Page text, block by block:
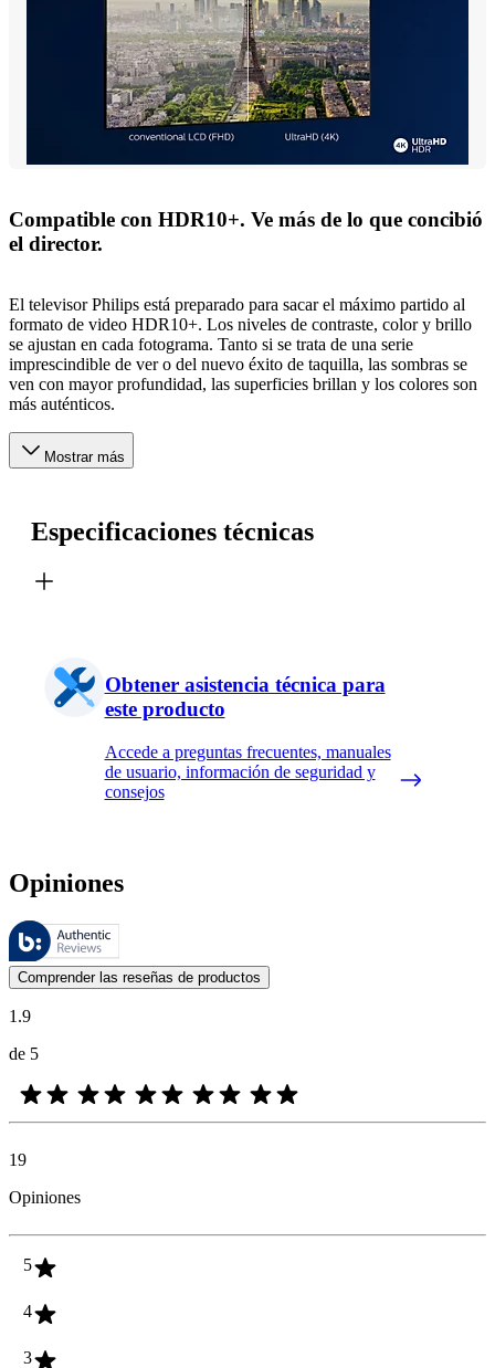
Compatible con HDR10+. Ve más de lo que concibió
el director.
El televisor Philips está preparado para sacar el máximo partido al
formato de video HDR10+. Los niveles de contraste, color y brillo
se ajustan en cada fotograma. Tanto si se trata de una serie
imprescindible de ver o del nuevo éxito de taquilla, las sombras se
ven con mayor profundidad, las superficies brillan y los colores son
más auténticos.
Mostrar más
Especificaciones técnicas
Obtener asistencia técnica para
este producto
Accede a preguntas frecuentes, manuales
de usuario, información de seguridad y
consejos
Opiniones
Estas reseñas las gestiona Bazaarvoice y cumplen con la política de
Las opiniones de los clientes en forma de reseñas de productos y
Comprender las reseñas de productos
1.9
de 5
19
Opiniones
5
4
3